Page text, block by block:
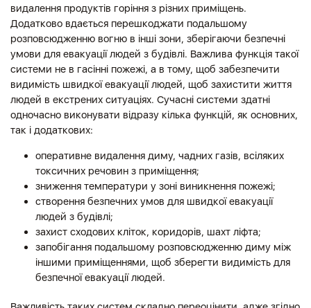
видалення продуктів горіння з різних приміщень.
Додатково вдається перешкоджати подальшому
розповсюдженню вогню в інші зони, зберігаючи безпечні
умови для евакуації людей з будівлі. Важлива функція такої
системи не в гасінні пожежі, а в тому, щоб забезпечити
видимість швидкої евакуації людей, щоб захистити життя
людей в екстрених ситуаціях. Сучасні системи здатні
одночасно виконувати відразу кілька функцій, як основних,
так і додаткових:
оперативне видалення диму, чадних газів, всіляких
токсичних речовин з приміщення;
зниження температури у зоні виникнення пожежі;
створення безпечних умов для швидкої евакуації
людей з будівлі;
захист сходових кліток, коридорів, шахт ліфта;
запобігання подальшому розповсюдженню диму між
іншими приміщеннями, щоб зберегти видимість для
безпечної евакуації людей.